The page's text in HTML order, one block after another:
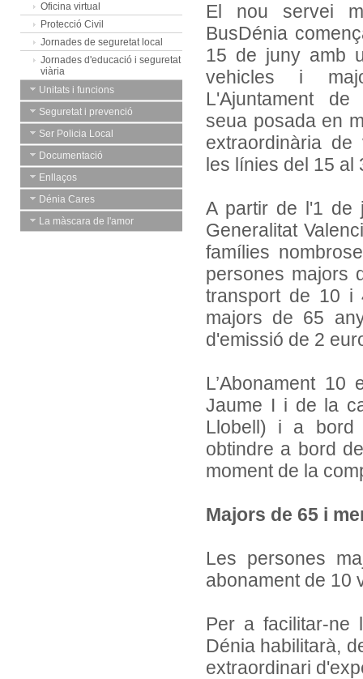
Oficina virtual
Protecció Civil
Jornades de seguretat local
Jornades d'educació i seguretat
viària
Unitats i funcions
Seguretat i prevenció
Ser Policia Local
Documentació
Enllaços
Dénia Cares
La màscara de l'amor
El nou servei
BusDénia
15 de juny amb
vehicles i
L'Ajuntament
seua posada en
extraordinària
les línies del 15 al
A partir de l'1 de
Generalitat
famílies
persones majors
transport de 10 i
majors de 65
d'emissió de 2
L’Abonament
Jaume I i de la
Llobell) i a bord
obtindre a bord
moment de la
Majors de 65 i
Les persones
abonament de 10
Per a facilitar-ne
Dénia habilitarà,
extraordinari